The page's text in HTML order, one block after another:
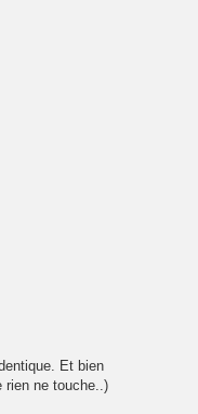
Et bien
rien ne touche..)